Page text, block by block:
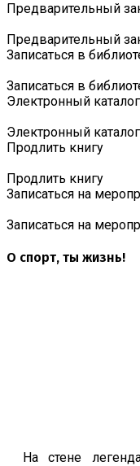
Предварительный
Предварительный
Записаться в
Записаться в
Электронный каталог
Электронный каталог
Продлить книгу
Продлить книгу
Записаться на
Записаться на
О спорт, ты жизнь!
На стене